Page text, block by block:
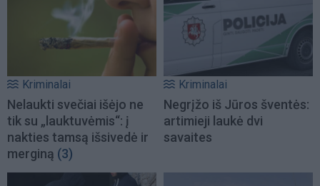
Kriminalai
Nelaukti svečiai išėjo ne
tik su „lauktuvėmis“: į
nakties tamsą išsivedė ir
merginą (3)
Kriminalai
Negrįžo iš Jūros šventės:
artimieji laukė dvi
savaites